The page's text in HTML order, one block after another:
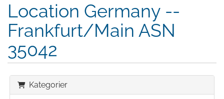
Location Germany --
Frankfurt/Main ASN
35042
Kategorier